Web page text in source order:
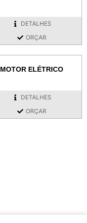
DETALHES
ORÇAR
MOTOR ELÉTRICO
DETALHES
ORÇAR